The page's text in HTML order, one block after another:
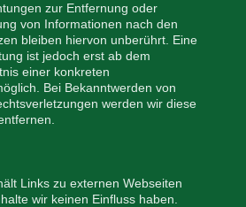
zur Entfernung oder
von Informationen nach den
bleiben hiervon unberührt. Eine
ist jedoch erst ab dem
einer konkreten
Bei Bekanntwerden von
werden wir diese
Links zu externen Webseiten
wir keinen Einfluss haben.